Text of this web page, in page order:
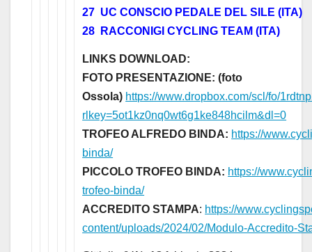
27 UC CONSCIO PEDALE DEL SILE (ITA)
28 RACCONIGI CYCLING TEAM (ITA)
LINKS DOWNLOAD:
FOTO PRESENTAZIONE: (foto
Ossola) https://www.dropbox.com/scl/fo/
rlkey=5ot1kz0nq0wt6g1ke848hcilm&dl=0
TROFEO ALFREDO BINDA: https://
binda/
PICCOLO TROFEO BINDA: https://
trofeo-binda/
ACCREDITO STAMPA: https://
content/uploads/2024/02/Modulo-Accredito-